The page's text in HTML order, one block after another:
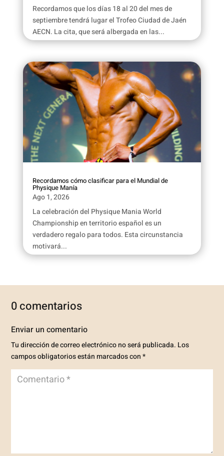
Recordamos que los días 18 al 20 del mes de
septiembre tendrá lugar el Trofeo Ciudad de Jaén
AECN. La cita, que será albergada en las...
Recordamos cómo clasificar para el Mundial de
Physique Manía
Ago 1, 2026
La celebración del Physique Mania World
Championship en territorio español es un
verdadero regalo para todos. Esta circunstancia
motivará...
0 comentarios
Enviar un comentario
Tu dirección de correo electrónico no será publicada. Los
campos obligatorios están marcados con*